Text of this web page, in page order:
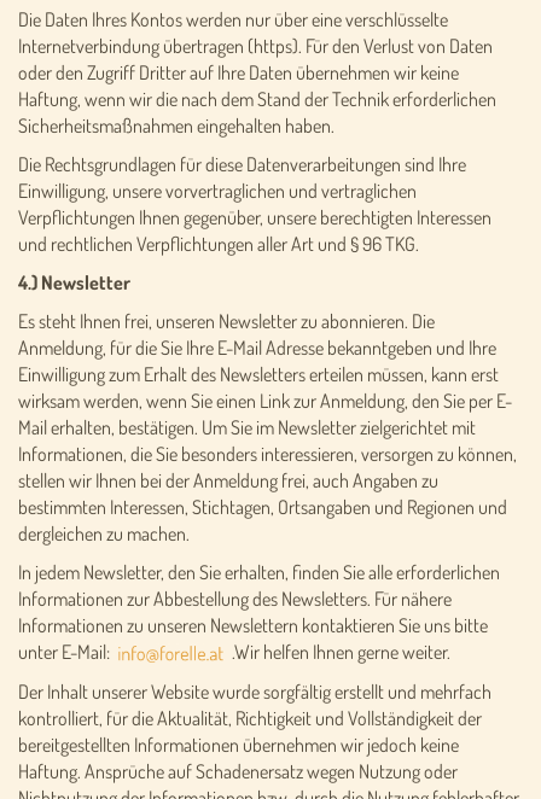
Die Daten Ihres Kontos werden nur über eine verschlüsselte
Internetverbindung übertragen (https). Für den Verlust von Daten
oder den Zugriff Dritter auf Ihre Daten übernehmen wir keine
Haftung, wenn wir die nach dem Stand der Technik erforderlichen
Sicherheitsmaßnahmen eingehalten haben.
Die Rechtsgrundlagen für diese Datenverarbeitungen sind Ihre
Einwilligung, unsere vorvertraglichen und vertraglichen
Verpflichtungen Ihnen gegenüber, unsere berechtigten Interessen
und rechtlichen Verpflichtungen aller Art und § 96 TKG.
4.) Newsletter
Es steht Ihnen frei, unseren Newsletter zu abonnieren. Die
Anmeldung, für die Sie Ihre E-Mail Adresse bekanntgeben und Ihre
Einwilligung zum Erhalt des Newsletters erteilen müssen, kann erst
wirksam werden, wenn Sie einen Link zur Anmeldung, den Sie per E-
Mail erhalten, bestätigen. Um Sie im Newsletter zielgerichtet mit
Informationen, die Sie besonders interessieren, versorgen zu können,
stellen wir Ihnen bei der Anmeldung frei, auch Angaben zu
bestimmten Interessen, Stichtagen, Ortsangaben und Regionen und
dergleichen zu machen.
In jedem Newsletter, den Sie erhalten, finden Sie alle erforderlichen
Informationen zur Abbestellung des Newsletters. Für nähere
Informationen zu unseren Newslettern kontaktieren Sie uns bitte
unter E-Mail:
.Wir helfen Ihnen gerne weiter.
Der Inhalt unserer Website wurde sorgfältig erstellt und mehrfach
kontrolliert, für die Aktualität, Richtigkeit und Vollständigkeit der
bereitgestellten Informationen übernehmen wir jedoch keine
Haftung. Ansprüche auf Schadenersatz wegen Nutzung oder